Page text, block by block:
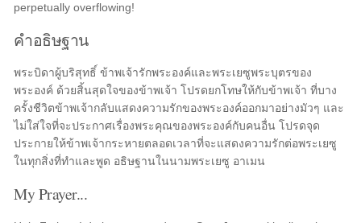
perpetually overflowing!
คำอธิษฐาน
พระบิดาผู้บริสุทธิ์ ข้าพเจ้ารักพระองค์และพระเยซูพระบุตรของ
พระองค์ ด้วยสิ้นสุดใจของข้าพเจ้า โปรดยกโทษให้กับข้าพเจ้า ที่บาง
ครั้งชีวิตข้าพเจ้ากลับแสดงความรักของพระองค์ออกมาอย่างมัวๆ และ
ไม่ใส่ใจที่จะประกาศเรื่องพระคุณของพระองค์กับคนอื่น โปรดจุด
ประกายให้ข้าพเจ้ากระหายตลอดเวลาที่จะแสดงความรักต่อพระเยซู
ในทุกสิ่งที่ทำและพูด อธิษฐานในนามพระเยซู อาเมน
My Prayer...